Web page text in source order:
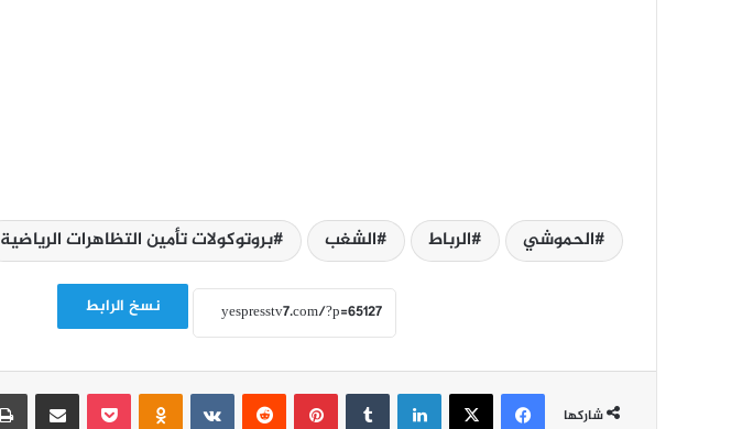
الحموشي الرباط الشغب بروتوكولات تأمين التظاهرات الرياضية
نسخ الرابط
شاركها
فيسبوك ‫X لينكدإن بينتيريست مشاركة عبر البريد